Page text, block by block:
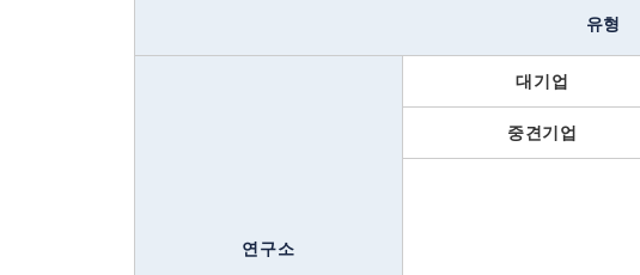
유형
연구소
대기업
중견기업